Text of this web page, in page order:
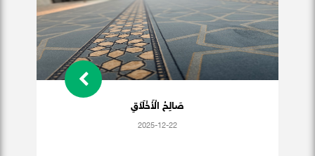
صَالِحُ الْأَخْلَاَقِ
2025-12-22